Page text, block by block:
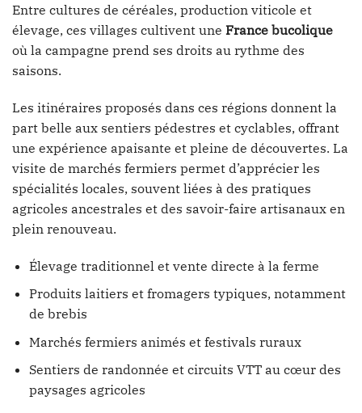
Entre cultures de céréales, production viticole et
élevage, ces villages cultivent une France bucolique
où la campagne prend ses droits au rythme des
saisons.
Les itinéraires proposés dans ces régions donnent la
part belle aux sentiers pédestres et cyclables, offrant
une expérience apaisante et pleine de découvertes. La
visite de marchés fermiers permet d’apprécier les
spécialités locales, souvent liées à des pratiques
agricoles ancestrales et des savoir-faire artisanaux en
plein renouveau.
Élevage traditionnel et vente directe à la ferme
Produits laitiers et fromagers typiques, notamment
de brebis
Marchés fermiers animés et festivals ruraux
Sentiers de randonnée et circuits VTT au cœur des
paysages agricoles